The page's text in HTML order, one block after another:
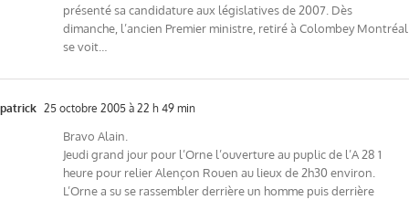
présenté sa candidature aux législatives de 2007. Dès
dimanche, l’ancien Premier ministre, retiré à Colombey Montréal
se voit…
patrick 25 octobre 2005 à 22 h 49 min
Bravo Alain.
Jeudi grand jour pour l’Orne l’ouverture au puplic de l’A 28 1
heure pour relier Alençon Rouen au lieux de 2h30 environ.
L’Orne a su se rassembler derrière un homme puis derrière